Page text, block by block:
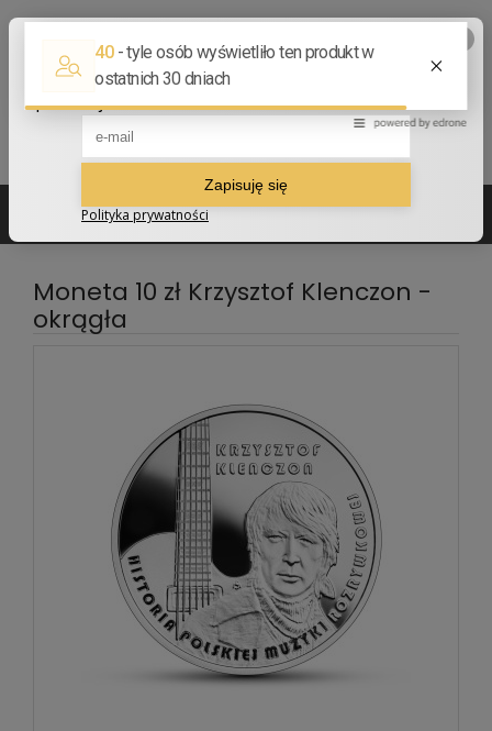
Moneta 10 zł Krzysztof Klenczon -
okrągła